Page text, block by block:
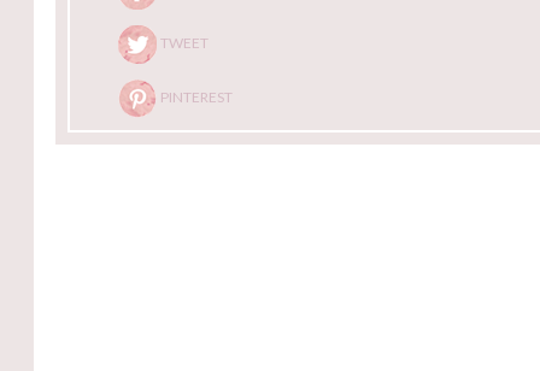
TWEET
PINTEREST